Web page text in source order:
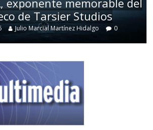
de Tarsier Studios
Julio Marcial Martínez Hidalgo 0